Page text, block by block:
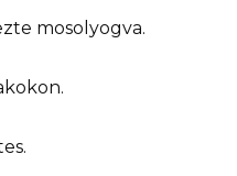
mosolyogva.